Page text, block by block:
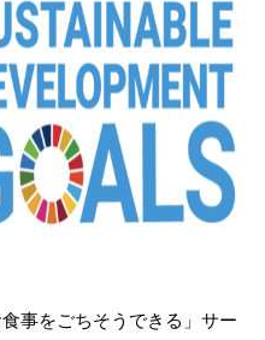
事をごちそうできる」サー